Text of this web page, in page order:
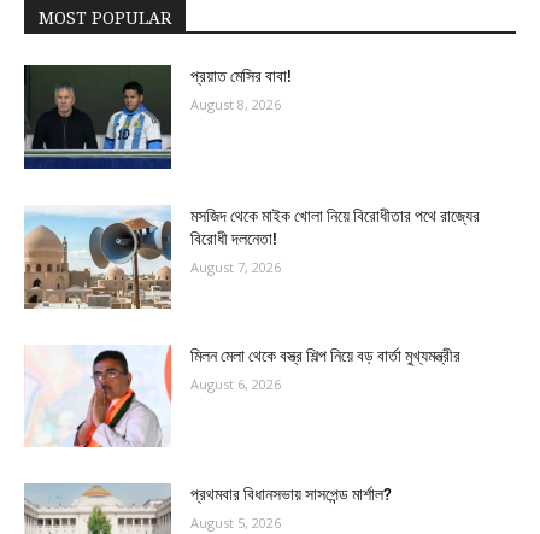
MOST POPULAR
প্রয়াত মেসির বাবা!
August 8, 2026
মসজিদ থেকে মাইক খোলা নিয়ে বিরোধীতার পথে রাজ্যের
বিরোধী দলনেতা!
August 7, 2026
মিলন মেলা থেকে বস্ত্র শিল্প নিয়ে বড় বার্তা মুখ্যমন্ত্রীর
August 6, 2026
প্রথমবার বিধানসভায় সাসপেন্ড মার্শাল?
August 5, 2026